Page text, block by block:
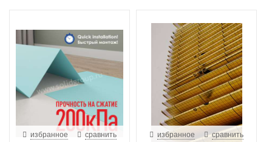
избранное сравнить избранное сравнить